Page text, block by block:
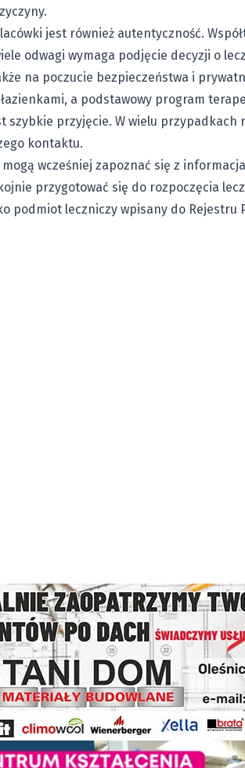
jest również autentyczność.
odwagi wymaga podjęcie decyzji o
na poczucie bezpieczeństwa i
a podstawowy program
szybkie przyjęcie. W wielu przypadkach
kontaktu.
mogą wcześniej zapoznać się z
przygotować się do rozpoczęcia
podmiot leczniczy wpisany do Rejestru